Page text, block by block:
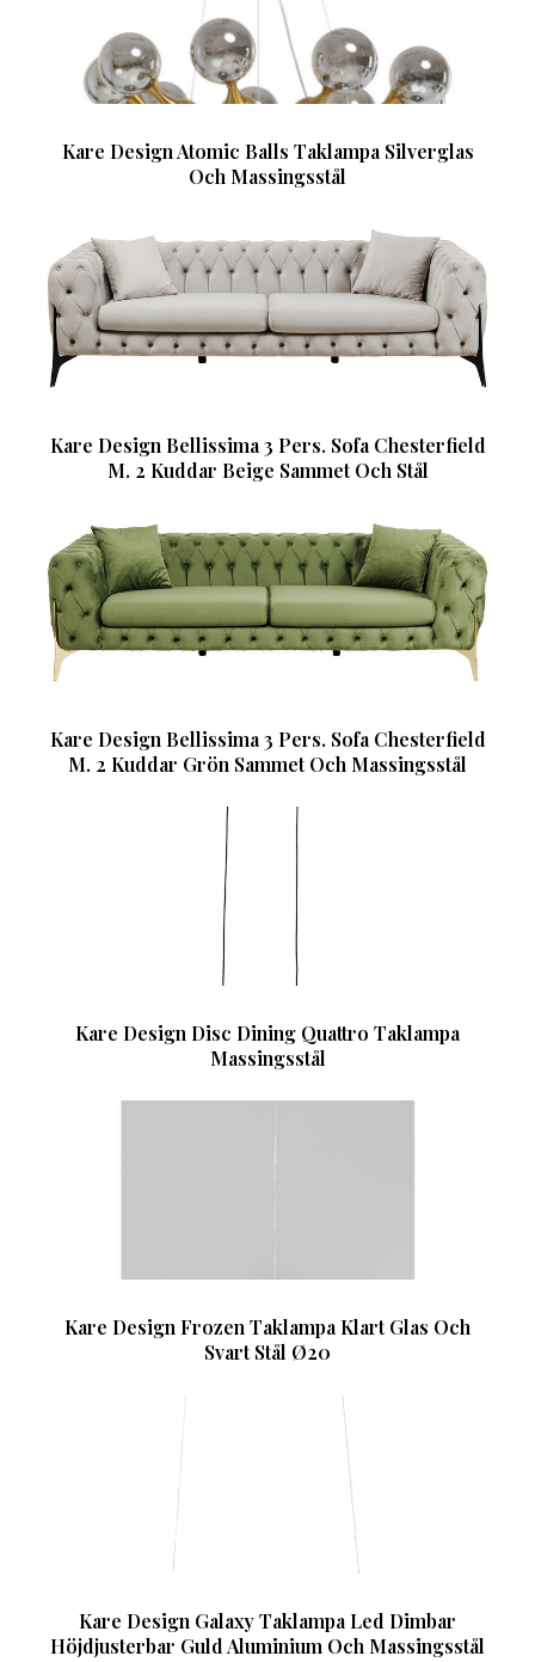
Kare Design Atomic Balls Taklampa Silverglas
Och Massingsstål
Kare Design Bellissima 3 Pers. Sofa Chesterfield
M. 2 Kuddar Beige Sammet Och Stål
Kare Design Bellissima 3 Pers. Sofa Chesterfield
M. 2 Kuddar Grön Sammet Och Massingsstål
Kare Design Disc Dining Quattro Taklampa
Massingsstål
Kare Design Frozen Taklampa Klart Glas Och
Svart Stål Ø20
Kare Design Galaxy Taklampa Led Dimbar
Höjdjusterbar Guld Aluminium Och Massingsstål